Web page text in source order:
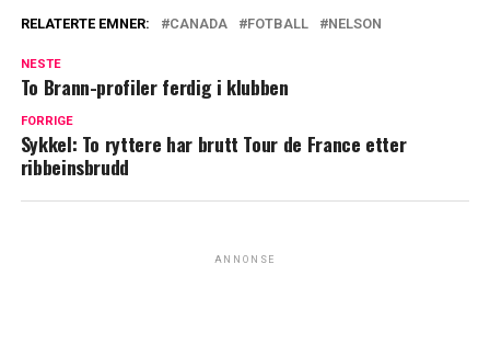
RELATERTE EMNER: CANADA FOTBALL NELSON
NESTE
To Brann-profiler ferdig i klubben
FORRIGE
Sykkel: To ryttere har brutt Tour de France etter
ribbeinsbrudd
ANNONSE